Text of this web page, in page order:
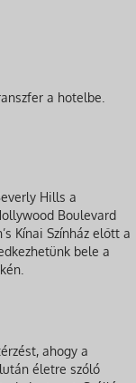
a hotelbe.
Hills a
Boulevard
Kínai Színház előtt a
bele a
ahogy a
életre szóló